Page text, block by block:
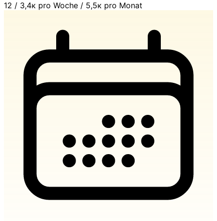
12 / 3,4к pro Woche / 5,5к pro Monat